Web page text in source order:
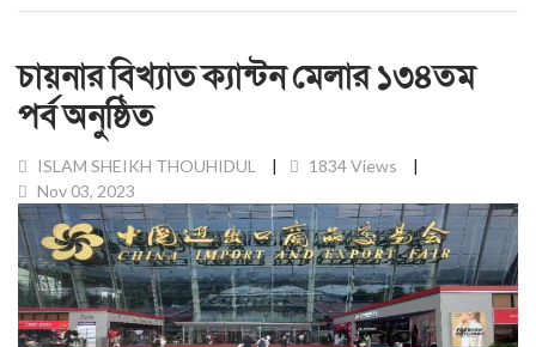
চায়নার বিখ্যাত ক্যান্টন মেলার ১৩৪তম
পর্ব অনুষ্ঠিত
ISLAM SHEIKH THOUHIDUL
1834 Views
Nov 03, 2023